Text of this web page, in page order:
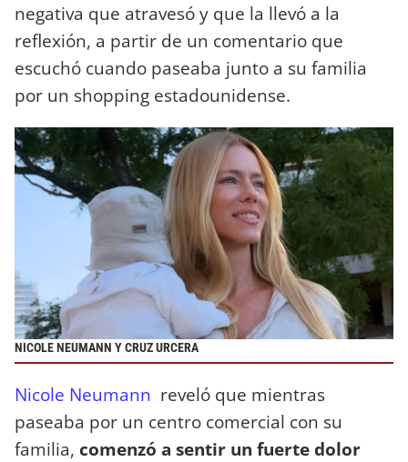
negativa que atravesó y que la llevó a la
reflexión, a partir de un comentario que
escuchó cuando paseaba junto a su familia
por un shopping estadounidense.
NICOLE NEUMANN Y CRUZ URCERA
Nicole Neumann reveló que mientras
paseaba por un centro comercial con su
familia, comenzó a sentir un fuerte dolor